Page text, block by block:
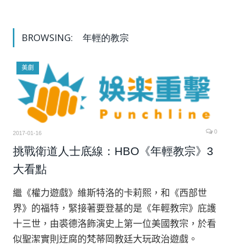
BROWSING: 年輕的教宗
美劇
2017-01-16 0
挑戰衛道人士底線：HBO《年輕教宗》3
大看點
繼《權力遊戲》維斯特洛的卡莉熙，和《西部世
界》的福特，緊接著要登基的是《年輕教宗》庇護
十三世，由裘德洛飾演史上第一位美國教宗，於看
似聖潔實則迂腐的梵蒂岡教廷大玩政治遊戲。